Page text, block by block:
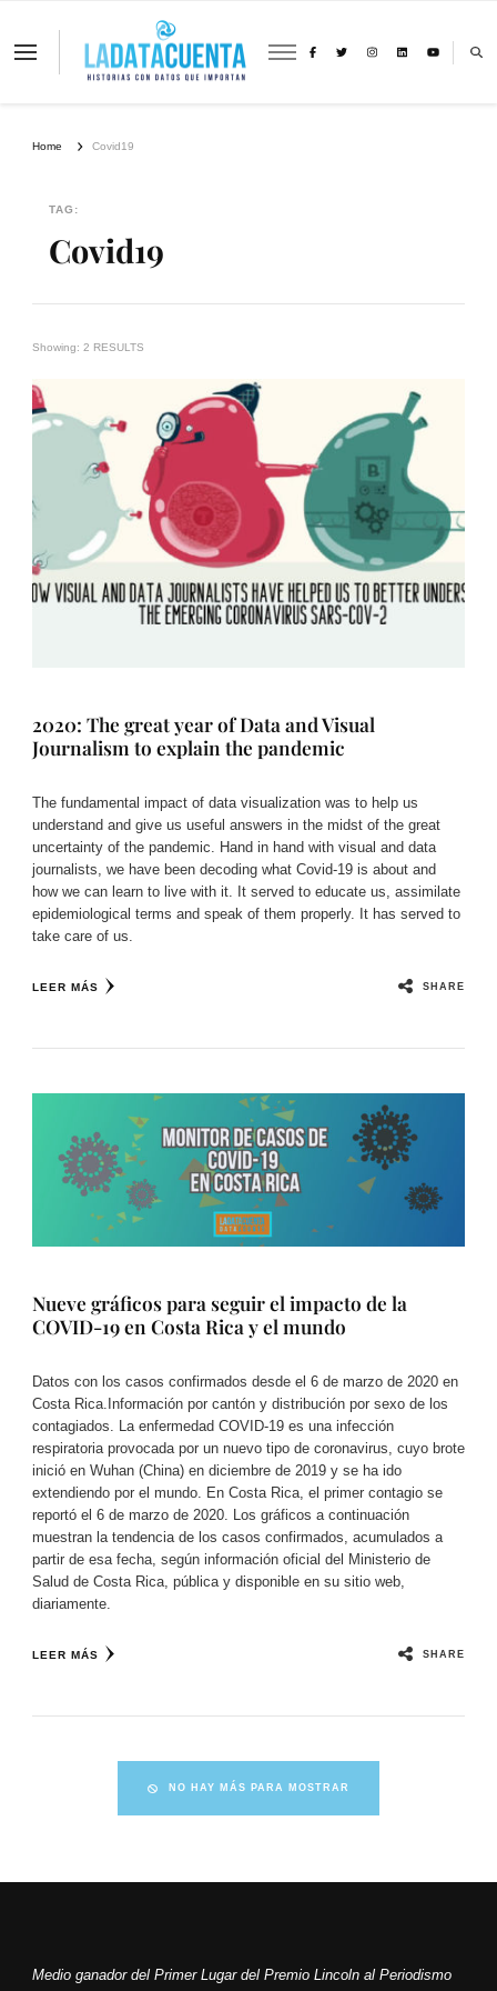
La Data Cuenta es una plataforma
Home Covid19
TAG:
Covid19
Showing: 2 RESULTS
2020: The great year of Data and Visual
Journalism to explain the pandemic
The fundamental impact of data visualization was to help us
understand and give us useful answers in the midst of the great
uncertainty of the pandemic. Hand in hand with visual and data
journalists, we have been decoding what Covid-19 is about and
how we can learn to live with it. It served to educate us, assimilate
epidemiological terms and speak of them properly. It has served to
take care of us.
LEER MÁS SHARE
Nueve gráficos para seguir el impacto de la
COVID-19 en Costa Rica y el mundo
Datos con los casos confirmados desde el 6 de marzo de 2020 en
Costa Rica.Información por cantón y distribución por sexo de los
contagiados. La enfermedad COVID-19 es una infección
respiratoria provocada por un nuevo tipo de coronavirus, cuyo brote
inició en Wuhan (China) en diciembre de 2019 y se ha ido
extendiendo por el mundo. En Costa Rica, el primer contagio se
reportó el 6 de marzo de 2020. Los gráficos a continuación
muestran la tendencia de los casos confirmados, acumulados a
partir de esa fecha, según información oficial del Ministerio de
Salud de Costa Rica, pública y disponible en su sitio web,
diariamente.
LEER MÁS SHARE
NO HAY MÁS PARA MOSTRAR
Medio ganador del Primer Lugar del Premio Lincoln al Periodismo